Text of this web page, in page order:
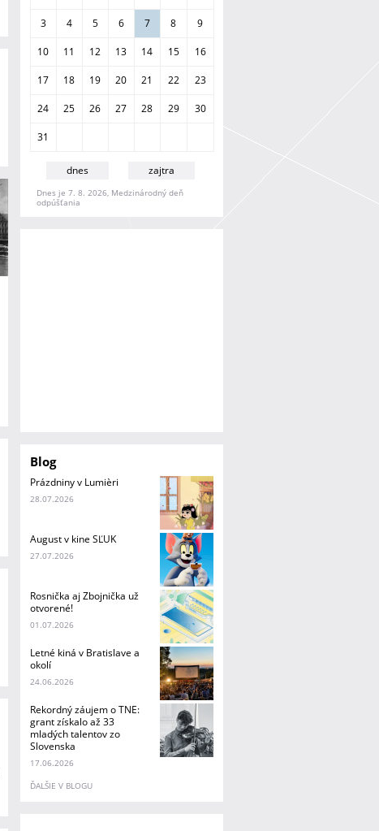
3 4 5 6 7 8 9
10 11 12 13 14 15 16
17 18 19 20 21 22 23
24 25 26 27 28 29 30
31
dnes zajtra
Dnes je 7. 8. 2026, Medzinárodný deň
odpúšťania
Blog
Prázdniny v Lumièri
28.07.2026
August v kine SĽUK
27.07.2026
Rosnička aj Zbojnička už
otvorené!
01.07.2026
Letné kiná v Bratislave a
okolí
24.06.2026
Rekordný záujem o TNE:
grant získalo až 33
mladých talentov zo
Slovenska
17.06.2026
ĎALŠIE V BLOGU